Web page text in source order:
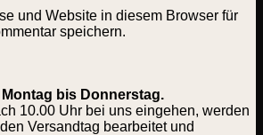
und Website in diesem Browser für
speichern.
bis Donnerstag.
10.00 Uhr bei uns eingehen, werden
Versandtag bearbeitet und